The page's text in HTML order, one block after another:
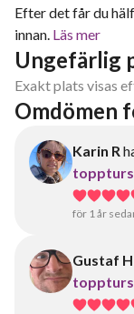
Efter det får du
innan. Läs mer
Ungefärlig
Exakt plats visas
Omdömen
Karin R
för 1 år
Gustaf H